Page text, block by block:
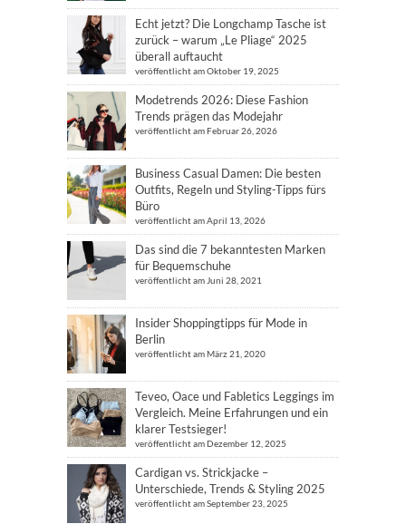
Echt jetzt? Die Longchamp Tasche ist
zurück – warum „Le Pliage“ 2025
überall auftaucht
veröffentlicht am Oktober 19, 2025
Modetrends 2026: Diese Fashion
Trends prägen das Modejahr
veröffentlicht am Februar 26, 2026
Business Casual Damen: Die besten
Outfits, Regeln und Styling-Tipps fürs
Büro
veröffentlicht am April 13, 2026
Das sind die 7 bekanntesten Marken
für Bequemschuhe
veröffentlicht am Juni 28, 2021
Insider Shoppingtipps für Mode in
Berlin
veröffentlicht am März 21, 2020
Teveo, Oace und Fabletics Leggings im
Vergleich. Meine Erfahrungen und ein
klarer Testsieger!
veröffentlicht am Dezember 12, 2025
Cardigan vs. Strickjacke –
Unterschiede, Trends & Styling 2025
veröffentlicht am September 23, 2025